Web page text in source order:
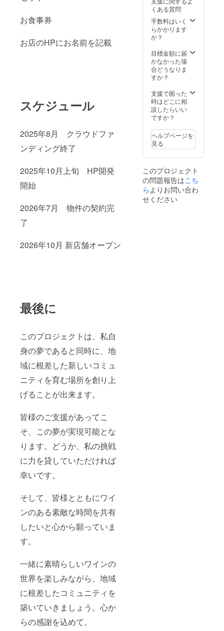
お食事券
お店のHPにお名前を記載
スケジュール
2025年8月 クラウドファ
ンディング終了
2025年10月上旬 HP開発
開始
2026年7月 物件の契約完
了
2026年10月 新店舗オープン
最後に
このプロジェクトは、私自
身の夢であると同時に、地
域に根差した新しいコミュ
ニティを育む場所を創り上
げることが出来ます。
皆様のご支援があってこ
そ、この夢が実現可能とな
ります。どうか、私の挑戦
に力を貸していただければ
幸いです。
そして、皆様とともにワイ
ンのある素敵な時間を共有
したいと心から願っていま
す。
一緒に素晴らしいワインの
世界を楽しみながら、地域
に根差したコミュニティを
築いていきましょう。心か
らの感謝を込めて。
容は同
一とな
ります
ので、
選びく
ださ
い。
格に違
いがあ
ります
が、
「もっ
した
い」
「少し
でも力
たい」
という
方に向
けて設
ていた
だいて
おりま
一とな
ります
ので、
ご理解
の上お
でも
可）を
ご記入
くださ
い。
ターン
につい
て】 本
リター
【頑張
れ！シ
ンプル
支援
円】と
同じ内
容にな
格に違
いがあ
ります
が、
「もっ
くある質問
手数料はいく
らかかります
か？
目標金額に届
かなかった場
合どうなりま
すか？
支援で困った
時はどこに相
談したらいい
ですか？
ヘルプページを
見る
このプロジェクト
の問題報告はこち
ら よりお問い合わ
せください